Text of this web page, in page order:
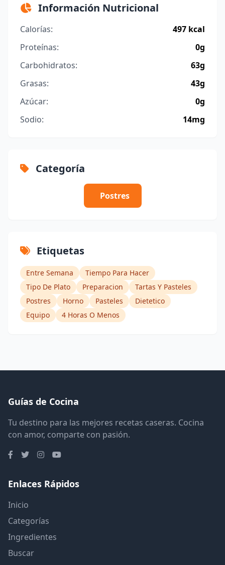
Información Nutricional
Calorías:
497 kcal
Proteínas:
0g
Carbohidratos:
63g
Grasas:
43g
Azúcar:
0g
Sodio:
14mg
Categoría
Postres
Etiquetas
Entre Semana
Tiempo Para Hacer
Tipo De Plato
Preparacion
Tartas Y Pasteles
Postres
Horno Pasteles
Dietetico
Equipo
4 Horas O Menos
Guías de Cocina
Tu destino para las mejores recetas caseras. Cocina
con amor, comparte con pasión.
Enlaces Rápidos
Inicio
Categorías
Ingredientes
Buscar